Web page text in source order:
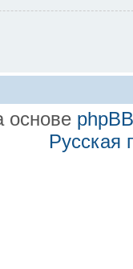
основе phpBB
Русская